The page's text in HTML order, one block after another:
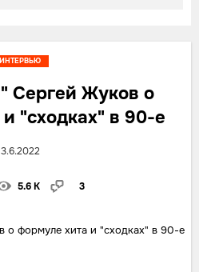
Сергей Жуков о
"сходках" в 90-е
3.6.2022
5.6 K 3
ИНТЕРВЬЮ